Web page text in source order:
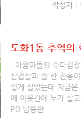
작성자
도화1동 추억의
아줌마들의 수다김
삼겹살과 술 한 잔흥
렇게 살았는데 지금
에 이웃간에 누가 살
PD 남용란